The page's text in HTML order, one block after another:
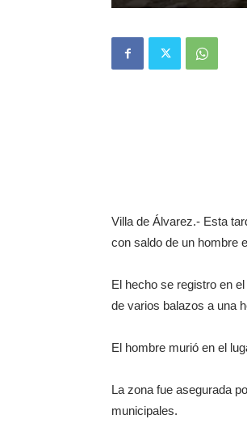
Villa de Álvarez.- Esta
con saldo de un hombre
El hecho se registro en
de varios balazos a una
El hombre murió en el
La zona fue asegurada
municipales.